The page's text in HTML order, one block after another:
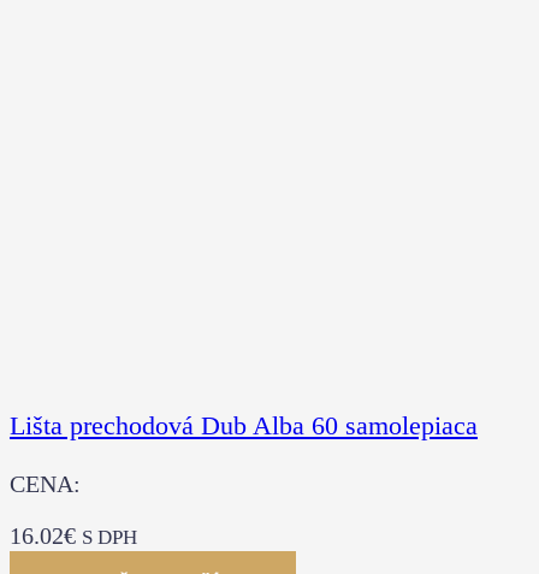
Lišta prechodová Dub Alba 60 samolepiaca
CENA:
16.02€ S DPH